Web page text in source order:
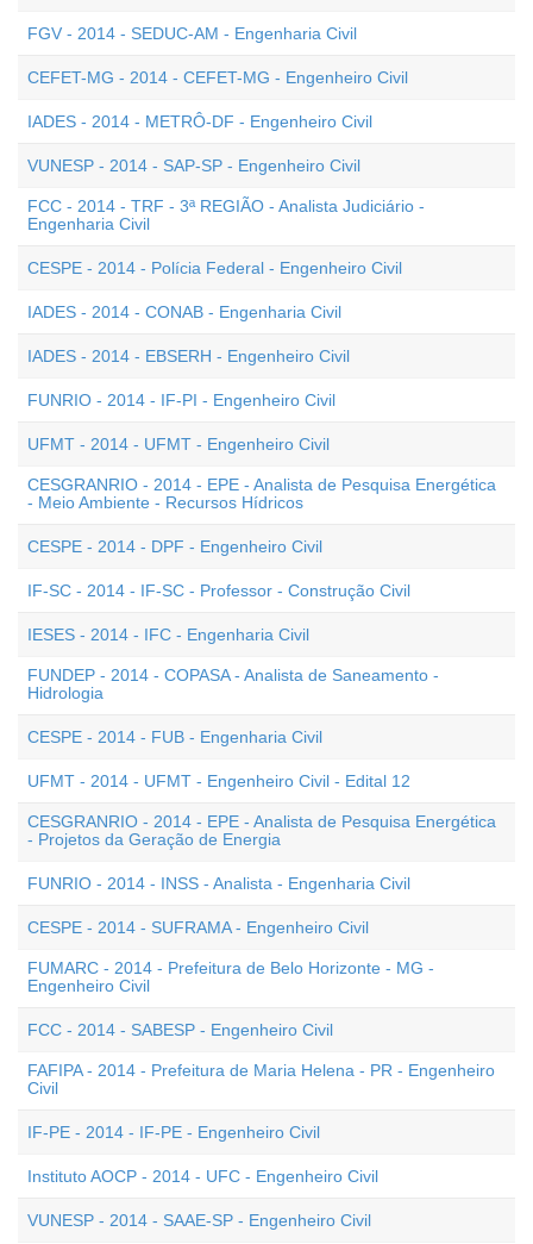
FGV - 2014 - SEDUC-AM - Engenharia Civil
CEFET-MG - 2014 - CEFET-MG - Engenheiro Civil
IADES - 2014 - METRÔ-DF - Engenheiro Civil
VUNESP - 2014 - SAP-SP - Engenheiro Civil
FCC - 2014 - TRF - 3ª REGIÃO - Analista Judiciário -
Engenharia Civil
CESPE - 2014 - Polícia Federal - Engenheiro Civil
IADES - 2014 - CONAB - Engenharia Civil
IADES - 2014 - EBSERH - Engenheiro Civil
FUNRIO - 2014 - IF-PI - Engenheiro Civil
UFMT - 2014 - UFMT - Engenheiro Civil
CESGRANRIO - 2014 - EPE - Analista de Pesquisa Energética
- Meio Ambiente - Recursos Hídricos
CESPE - 2014 - DPF - Engenheiro Civil
IF-SC - 2014 - IF-SC - Professor - Construção Civil
IESES - 2014 - IFC - Engenharia Civil
FUNDEP - 2014 - COPASA - Analista de Saneamento -
Hidrologia
CESPE - 2014 - FUB - Engenharia Civil
UFMT - 2014 - UFMT - Engenheiro Civil - Edital 12
CESGRANRIO - 2014 - EPE - Analista de Pesquisa Energética
- Projetos da Geração de Energia
FUNRIO - 2014 - INSS - Analista - Engenharia Civil
CESPE - 2014 - SUFRAMA - Engenheiro Civil
FUMARC - 2014 - Prefeitura de Belo Horizonte - MG -
Engenheiro Civil
FCC - 2014 - SABESP - Engenheiro Civil
FAFIPA - 2014 - Prefeitura de Maria Helena - PR - Engenheiro
Civil
IF-PE - 2014 - IF-PE - Engenheiro Civil
Instituto AOCP - 2014 - UFC - Engenheiro Civil
VUNESP - 2014 - SAAE-SP - Engenheiro Civil